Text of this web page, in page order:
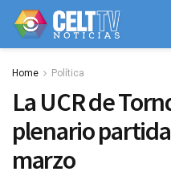
Home Política
La UCR de
plenario
marzo